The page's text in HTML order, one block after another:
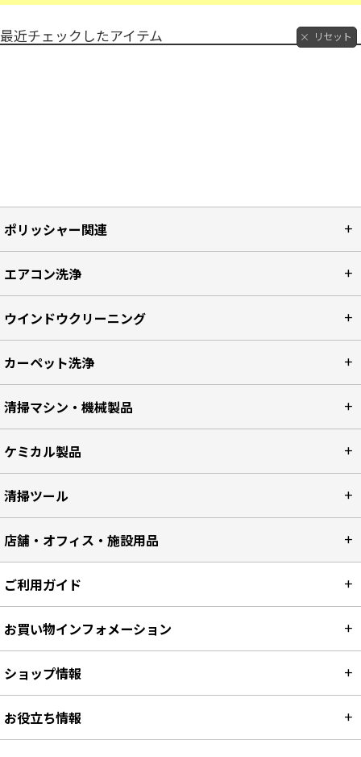
最近チェックしたアイテム リセット
ポリッシャー関連
エアコン洗浄
ウインドウクリーニング
カーペット洗浄
清掃マシン・機械製品
ケミカル製品
清掃ツール
店舗・オフィス・施設用品
ご利用ガイド
お買い物インフォメーション
ショップ情報
お役立ち情報